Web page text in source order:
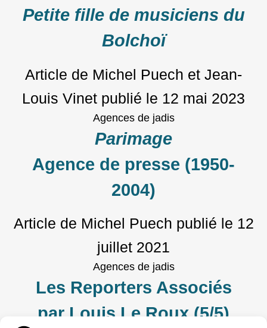
Petite fille de musiciens du
Bolchoï
Article de Michel Puech et Jean-
Louis Vinet publié le 12 mai 2023
Agences de jadis
Parimage
Agence de presse (1950-
2004)
Article de Michel Puech publié le 12
juillet 2021
Agences de jadis
Les Reporters Associés
par Louis Le Roux (5/5)